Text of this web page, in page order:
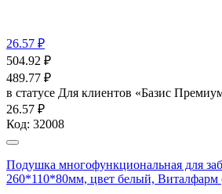
26.57 ₽
504.92 ₽
489.77 ₽
в статусе Для клиентов «Базис
26.57 ₽
Код: 32008
Подушка многофункциональная для
260*110*80мм, цвет белый,